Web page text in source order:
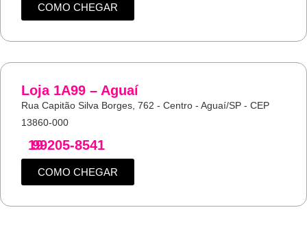
COMO CHEGAR
Loja 1A99 – Aguaí
Rua Capitão Silva Borges, 762 - Centro - Aguaí/SP - CEP
13860-000
19
99205-8541
COMO CHEGAR